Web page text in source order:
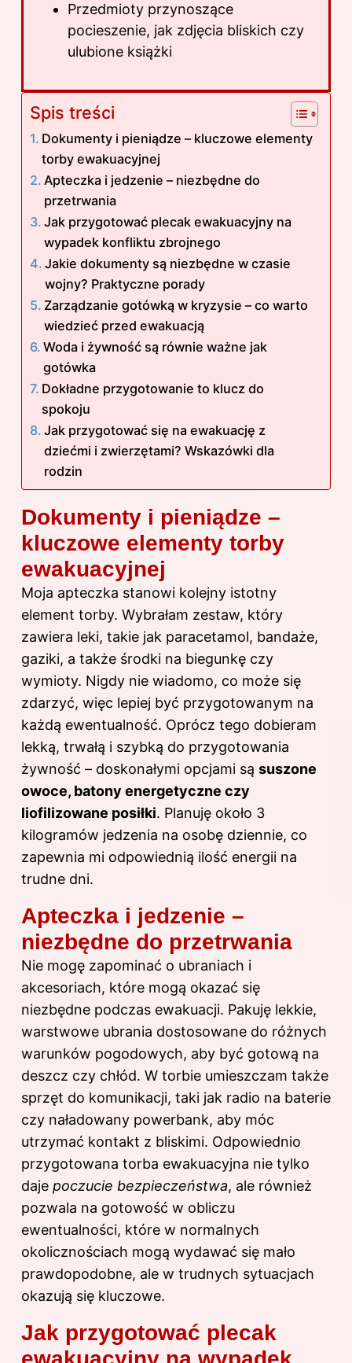
Przedmioty przynoszące
pocieszenie, jak zdjęcia bliskich czy
ulubione książki
Spis treści
Dokumenty i pieniądze – kluczowe elementy
torby ewakuacyjnej
Apteczka i jedzenie – niezbędne do
przetrwania
Jak przygotować plecak ewakuacyjny na
wypadek konfliktu zbrojnego
Jakie dokumenty są niezbędne w czasie
wojny? Praktyczne porady
Zarządzanie gotówką w kryzysie – co warto
wiedzieć przed ewakuacją
Woda i żywność są równie ważne jak
gotówka
Dokładne przygotowanie to klucz do
spokoju
Jak przygotować się na ewakuację z
dziećmi i zwierzętami? Wskazówki dla
rodzin
Dokumenty i pieniądze –
kluczowe elementy torby
ewakuacyjnej
Moja apteczka stanowi kolejny istotny
element torby. Wybrałam zestaw, który
zawiera leki, takie jak paracetamol, bandaże,
gaziki, a także środki na biegunkę czy
wymioty. Nigdy nie wiadomo, co może się
zdarzyć, więc lepiej być przygotowanym na
każdą ewentualność. Oprócz tego dobieram
lekką, trwałą i szybką do przygotowania
żywność – doskonałymi opcjami są suszone
owoce, batony energetyczne czy
liofilizowane posiłki. Planuję około 3
kilogramów jedzenia na osobę dziennie, co
zapewnia mi odpowiednią ilość energii na
trudne dni.
Apteczka i jedzenie –
niezbędne do przetrwania
Nie mogę zapominać o ubraniach i
akcesoriach, które mogą okazać się
niezbędne podczas ewakuacji. Pakuję lekkie,
warstwowe ubrania dostosowane do różnych
warunków pogodowych, aby być gotową na
deszcz czy chłód. W torbie umieszczam także
sprzęt do komunikacji, taki jak radio na baterie
czy naładowany powerbank, aby móc
utrzymać kontakt z bliskimi. Odpowiednio
przygotowana torba ewakuacyjna nie tylko
daje poczucie bezpieczeństwa, ale również
pozwala na gotowość w obliczu
ewentualności, które w normalnych
okolicznościach mogą wydawać się mało
prawdopodobne, ale w trudnych sytuacjach
okazują się kluczowe.
Jak przygotować plecak